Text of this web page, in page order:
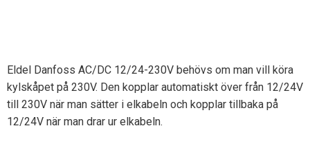
Eldel Danfoss AC/DC 12/24-230V behövs om man vill köra
kylskåpet på 230V. Den kopplar automatiskt över från 12/24V
till 230V när man sätter i elkabeln och kopplar tillbaka på
12/24V när man drar ur elkabeln.